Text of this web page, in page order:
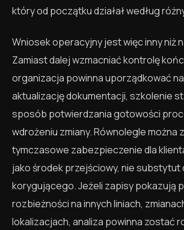
który od początku działał według
Wniosek operacyjny jest więc inny niż
Zamiast dalej wzmacniać kontrolę
organizacja powinna uporządkować
aktualizację dokumentacji, szkolenie
sposób potwierdzania gotowości
wdrożeniu zmiany. Równolegle można
tymczasowe zabezpieczenie dla
jako środek przejściowy, nie substytut
korygującego. Jeżeli zapisy pokazują
rozbieżności na innych liniach,
lokalizacjach, analiza powinna zostać